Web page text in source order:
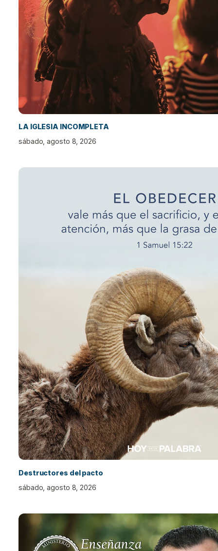
LA IGLESIA INCOMPLETA
sábado, agosto 8, 2026
Destructores del pacto
sábado, agosto 8, 2026